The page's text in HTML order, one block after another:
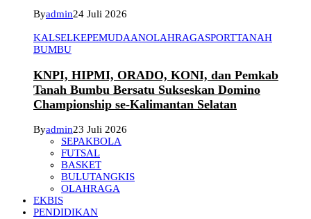
Byadmin24 Juli 2026
KALSELKEPEMUDAANOLAHRAGASPORTTANAH
BUMBU
KNPI, HIPMI, ORADO, KONI, dan Pemkab
Tanah Bumbu Bersatu Sukseskan Domino
Championship se-Kalimantan Selatan
Byadmin23 Juli 2026
SEPAKBOLA
FUTSAL
BASKET
BULUTANGKIS
OLAHRAGA
EKBIS
PENDIDIKAN